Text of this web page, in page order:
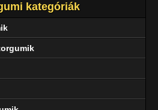
kategóriák